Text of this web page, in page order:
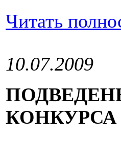
Читать
10.07.2009
КОНКУРСА